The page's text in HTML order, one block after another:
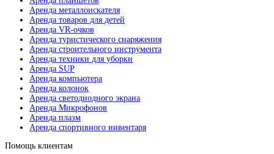
Аренда металлоискателя
Аренда товаров для детей
Аренда VR-очков
Аренда туристического снаряжения
Аренда строительного инструмента
Аренда техники для уборки
Аренда SUP
Аренда компьютера
Аренда колонок
Аренда светодиодного экрана
Аренда Микрофонов
Аренда плазм
Аренда спортивного инвентаря
Помощь клиентам